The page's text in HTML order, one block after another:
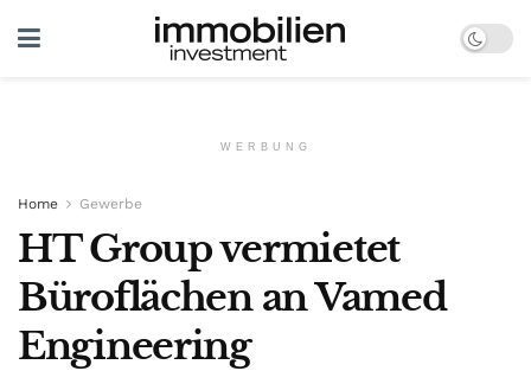
WERBUNG
Home Gewerbe
HT Group vermietet
Büroflächen an Vamed
Engineering